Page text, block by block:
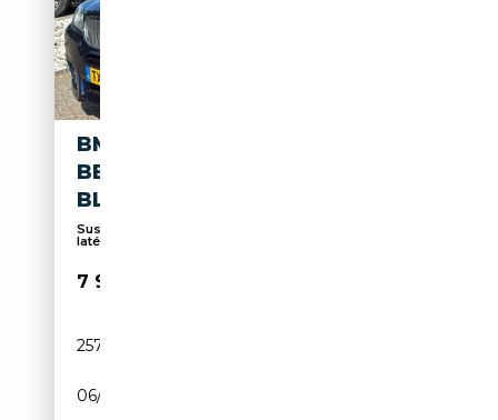
BMW X3 2.0I X-DRIVE
BENZINE 2013 M-PAKKET
BLAUW
Suspension sport, Sièges sport, Rétroviseurs
latér...
7 950€
257 931 km
06/2013